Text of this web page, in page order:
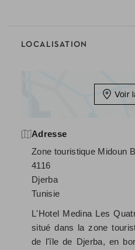
LOCALISATION
Voir
Adresse
Zone touristique Midoun
4116
Djerba
Tunisie
L'Hotel Medina Les
situé dans la zone
de l'île de Djerba, en